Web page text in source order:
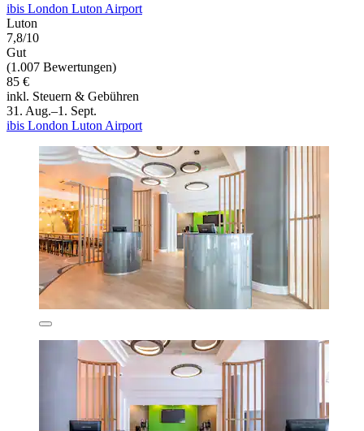
ibis London Luton Airport
Luton
7,8/10
Gut
(1.007 Bewertungen)
85 €
inkl. Steuern & Gebühren
31. Aug.–1. Sept.
ibis London Luton Airport